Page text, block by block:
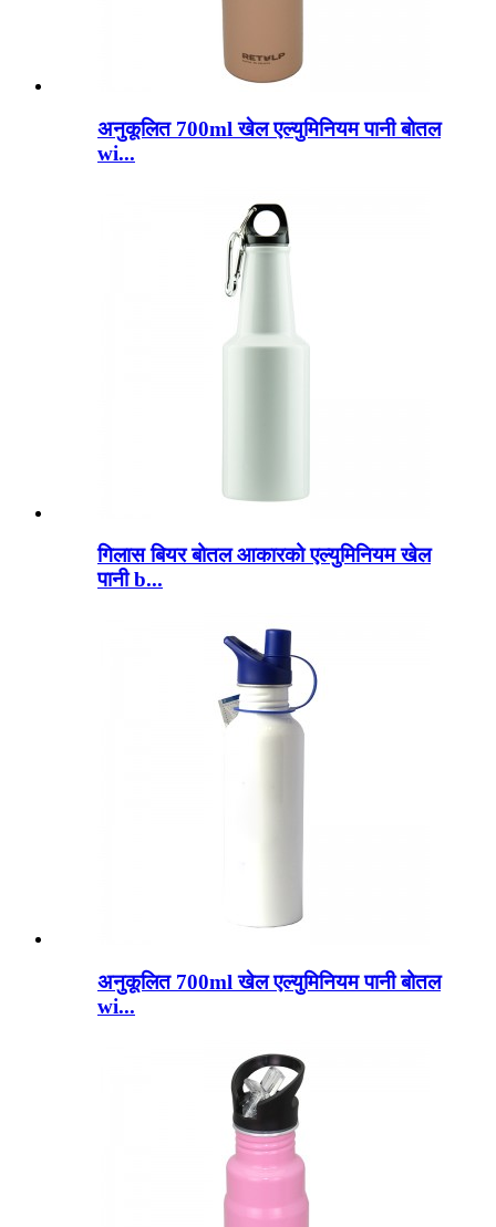
अनुकूलित 700ml खेल एल्युमिनियम पानी बोतल
wi...
गिलास बियर बोतल आकारको एल्युमिनियम खेल
पानी b...
अनुकूलित 700ml खेल एल्युमिनियम पानी बोतल
wi...